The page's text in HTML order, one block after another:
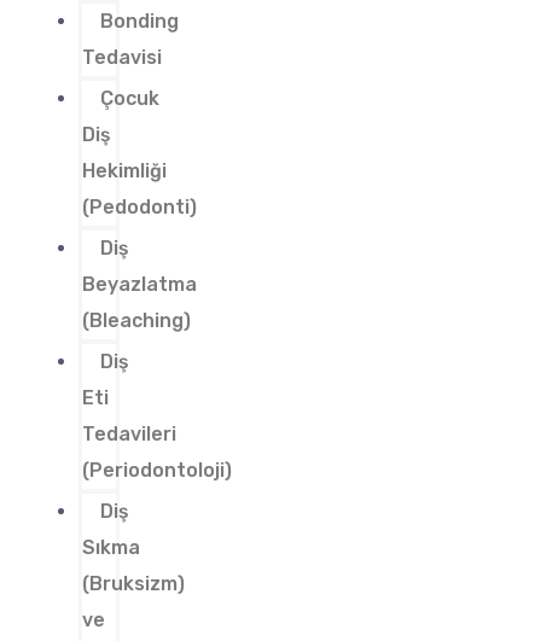
Bonding
Tedavisi
Çocuk
Diş
Hekimliği
(Pedodonti)
Diş
Beyazlatma
(Bleaching)
Diş
Eti
Tedavileri
(Periodontoloji)
Diş
Sıkma
(Bruksizm)
ve